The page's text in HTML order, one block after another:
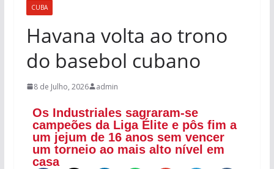
CUBA
Havana volta ao trono
do basebol cubano
8 de Julho, 2026 admin
Os Industriales sagraram-se
campeões da Liga Élite e pôs fim a
um jejum de 16 anos sem vencer
um torneio ao mais alto nível em
casa